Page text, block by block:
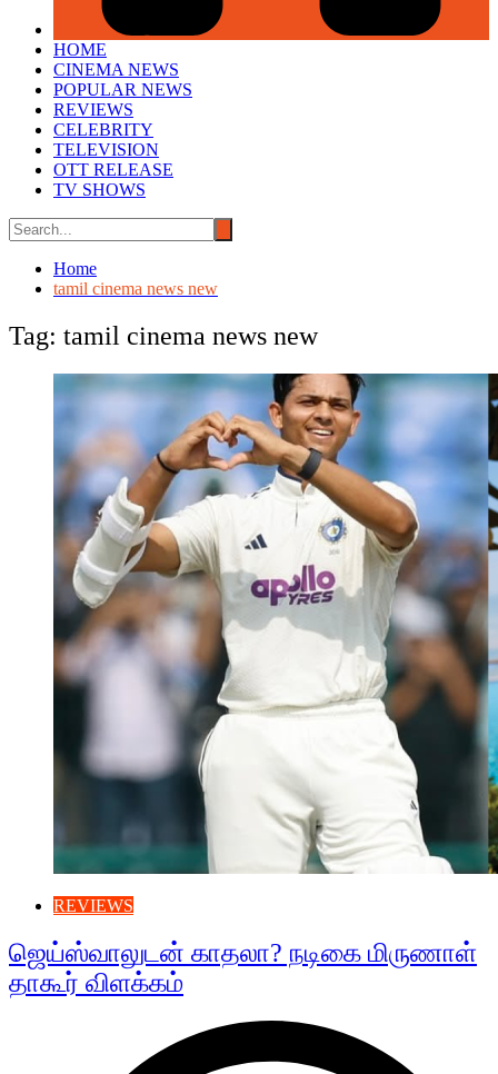
HOME
CINEMA NEWS
POPULAR NEWS
REVIEWS
CELEBRITY
TELEVISION
OTT RELEASE
TV SHOWS
Home
tamil cinema news new
Tag: tamil cinema news new
REVIEWS
ஜெய்ஸ்வாலுடன் காதலா? நடிகை மிருணாள்
தாகூர் விளக்கம்